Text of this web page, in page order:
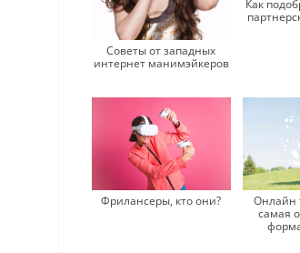
Советы от западных
интернет манимэйкеров
Как
Фрилансеры, кто они?
Онлайн
самая